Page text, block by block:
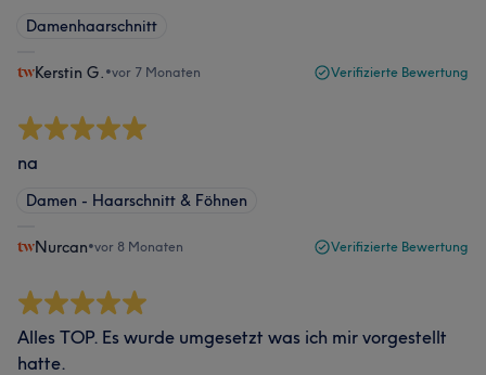
Damenhaarschnitt
Kerstin G. •vor 7 Monaten Verifizierte Bewertung
na
Damen - Haarschnitt & Föhnen
Nurcan•vor 8 Monaten Verifizierte Bewertung
Alles TOP. Es wurde umgesetzt was ich mir vorgestellt
hatte.